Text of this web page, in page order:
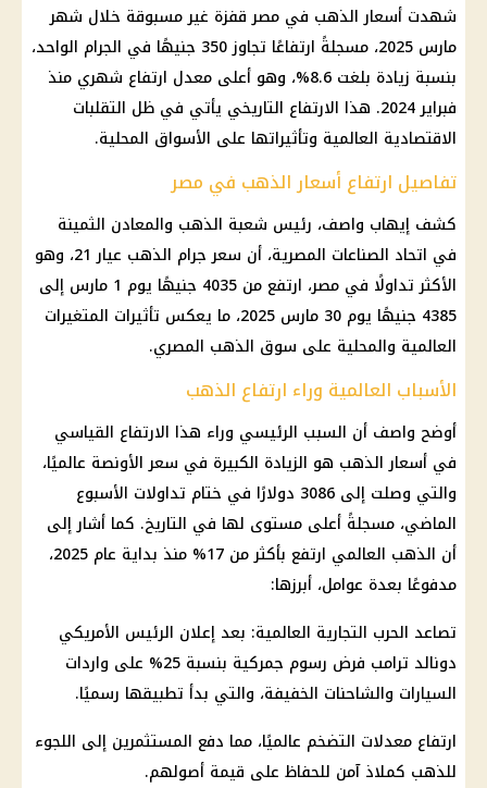
شهدت أسعار الذهب في مصرقفزة غير مسبوقة خلال شهر
مارس 2025
، مسجلةً ارتفاعًا تجاوز 350 جنيهًا في الجرام الواحد،
بنسبة زيادة بلغت 8.6%، وهو أعلى معدل ارتفاع شهري منذ
فبراير 2024. هذا الارتفاع التاريخي يأتي في ظل التقلبات
الاقتصادية العالمية وتأثيراتها على الأسواق المحلية.
تفاصيل ارتفاع أسعار الذهب في مصر
كشف إيهاب واصف، رئيس شعبة الذهب والمعادن الثمينة
في اتحاد الصناعات المصرية، أن سعر جرام الذهب عيار 21
، وهو
الأكثر تداولًا في مصر، ارتفع من 4035 جنيهًا يوم 1 مارس إلى
4385 جنيهًا يوم 30
مارس 2025
، ما يعكس تأثيرات المتغيرات
العالمية والمحلية على سوق الذهب المصري.
الأسباب العالمية وراء ارتفاع الذهب
أوضح واصف أن السبب الرئيسي وراء هذا الارتفاع القياسي
في أسعار الذهب هو الزيادة الكبيرة في سعر الأونصة عالميًا،
والتي وصلت إلى 3086 دولارًا في ختام تداولات الأسبوع
الماضي، مسجلةً أعلى مستوى لها في التاريخ. كما أشار إلى
أن الذهب
العالمي ارتفع بأكثر من 17% منذ بداية عام 2025،
مدفوعًا بعدة عوامل، أبرزها:
تصاعد الحرب التجارية العالمية: بعد إعلان الرئيس الأمريكي
دونالد ترامب فرض رسوم جمركية بنسبة 25% على واردات
السيارات والشاحنات الخفيفة، والتي بدأ تطبيقها رسميًا.
ارتفاع معدلات التضخم عالميًا، مما دفع المستثمرين إلى اللجوء
للذهب كملاذ آمن للحفاظ على قيمة أصولهم.